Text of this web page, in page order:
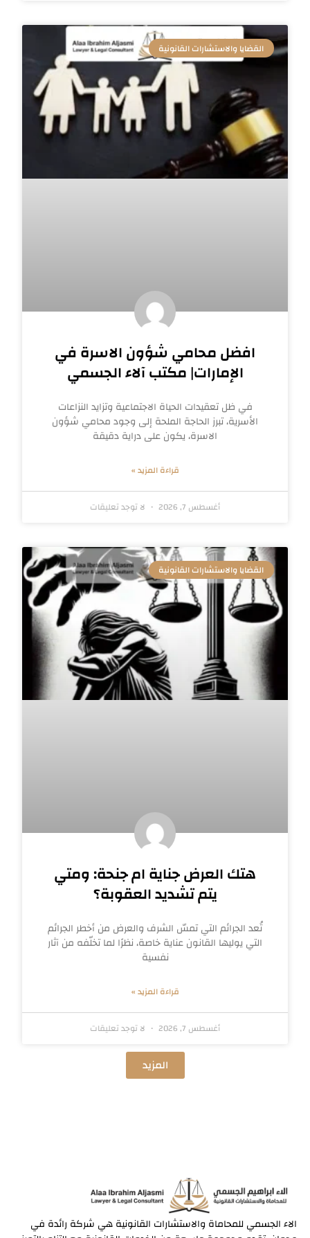
القضايا والاستشارات القانونية
افضل محامي شؤون الاسرة في
الإمارات| مكتب آلاء الجسمي
في ظل تعقيدات الحياة الاجتماعية وتزايد النزاعات
الأسرية، تبرز الحاجة الملحة إلى وجود محامي شؤون
الاسرة، يكون على دراية دقيقة
قراءة المزيد »
أغسطس 7, 2026 لا توجد تعليقات
القضايا والاستشارات القانونية
هتك العرض جناية ام جنحة: ومتي
يتم تشديد العقوبة؟
تُعد الجرائم التي تمسّ الشرف والعرض من أخطر الجرائم
التي يوليها القانون عناية خاصة، نظرًا لما تخلّفه من آثار
نفسية
قراءة المزيد »
أغسطس 7, 2026 لا توجد تعليقات
المزيد
الاء الجسمي للمحاماة والاستشارات القانونية هي شركة رائدة في